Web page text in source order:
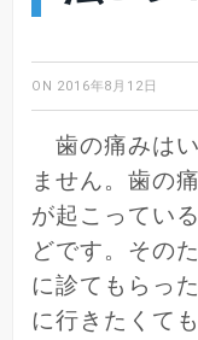
ON 2016年8月12日
歯の痛みは
ません。歯の
が起こってい
どです。その
に診てもらっ
に行きたくて